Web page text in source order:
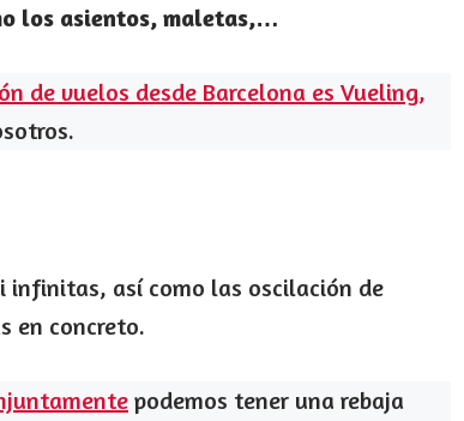
los asientos, maletas,…
de vuelos desde Barcelona es Vueling,
infinitas, así como las oscilación de
en concreto.
podemos tener una rebaja